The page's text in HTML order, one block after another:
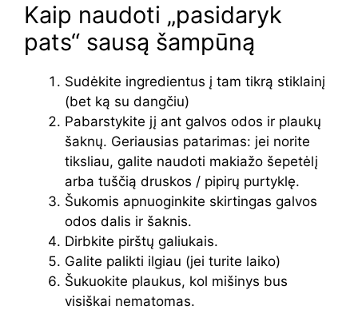
Kaip naudoti „pasidaryk
pats“ sausą šampūną
Sudėkite ingredientus į tam tikrą stiklainį
(bet ką su dangčiu)
Pabarstykite jį ant galvos odos ir plaukų
šaknų. Geriausias patarimas: jei norite
tiksliau, galite naudoti makiažo šepetėlį
arba tuščią druskos / pipirų purtyklę.
Šukomis apnuoginkite skirtingas galvos
odos dalis ir šaknis.
Dirbkite pirštų galiukais.
Galite palikti ilgiau (jei turite laiko)
Šukuokite plaukus, kol mišinys bus
visiškai nematomas.